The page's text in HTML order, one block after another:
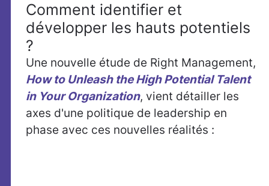
Comment identifier et
développer les hauts potentiels
?
Une nouvelle étude de Right Management,
How to Unleash the High Potential Talent
in Your Organization, vient détailler les
axes d'une politique de leadership en
phase avec ces nouvelles réalités :